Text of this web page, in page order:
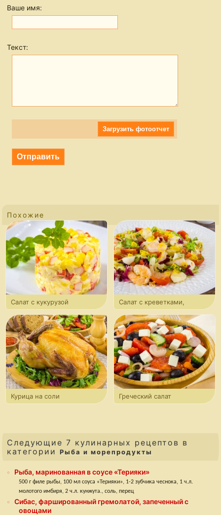
Ваше имя:
Текст:
Загрузить фотоотчет
Похожие
Салат с кукурузой
Салат с креветками,
моцареллой и черри
Курица на соли Греческий салат
Следующие 7 кулинарных рецептов в
категорииРыба и морепродукты
Рыба, маринованная в соусе «Терияки»
500 г филе рыбы, 100 мл соуса «Терияки», 1-2 зубчика чеснока, 1 ч.л.
молотого имбиря, 2 ч.л. кунжута., соль, перец
Сибас, фаршированный гремолатой, запеченный с
овощами